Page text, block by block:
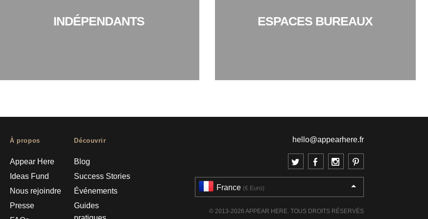
INDÉPENDANTS ESPACES BUREAUX
À propos
Appear Here
Ideas Fund
Nous rejoindre
Presse
Découvrir
Blog
Success Stories
Événements
Guides
hello@appearhere.fr
France (€ Euro)
© 2013-2026 APPEAR HERE. TOUS DROITS RÉSERVÉS